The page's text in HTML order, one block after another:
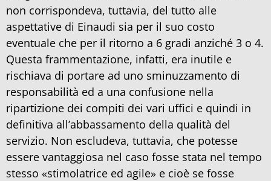
non corrispondeva, tuttavia, del tutto alle
aspettative di Einaudi sia per il suo costo
eventuale che per il ritorno a 6 gradi anziché 3 o 4.
Questa frammentazione, infatti, era inutile e
rischiava di portare ad uno sminuzzamento di
responsabilità ed a una confusione nella
ripartizione dei compiti dei vari uffici e quindi in
definitiva all’abbassamento della qualità del
servizio. Non escludeva, tuttavia, che potesse
essere vantaggiosa nel caso fosse stata nel tempo
stesso «stimolatrice ed agile» e cioè se fosse